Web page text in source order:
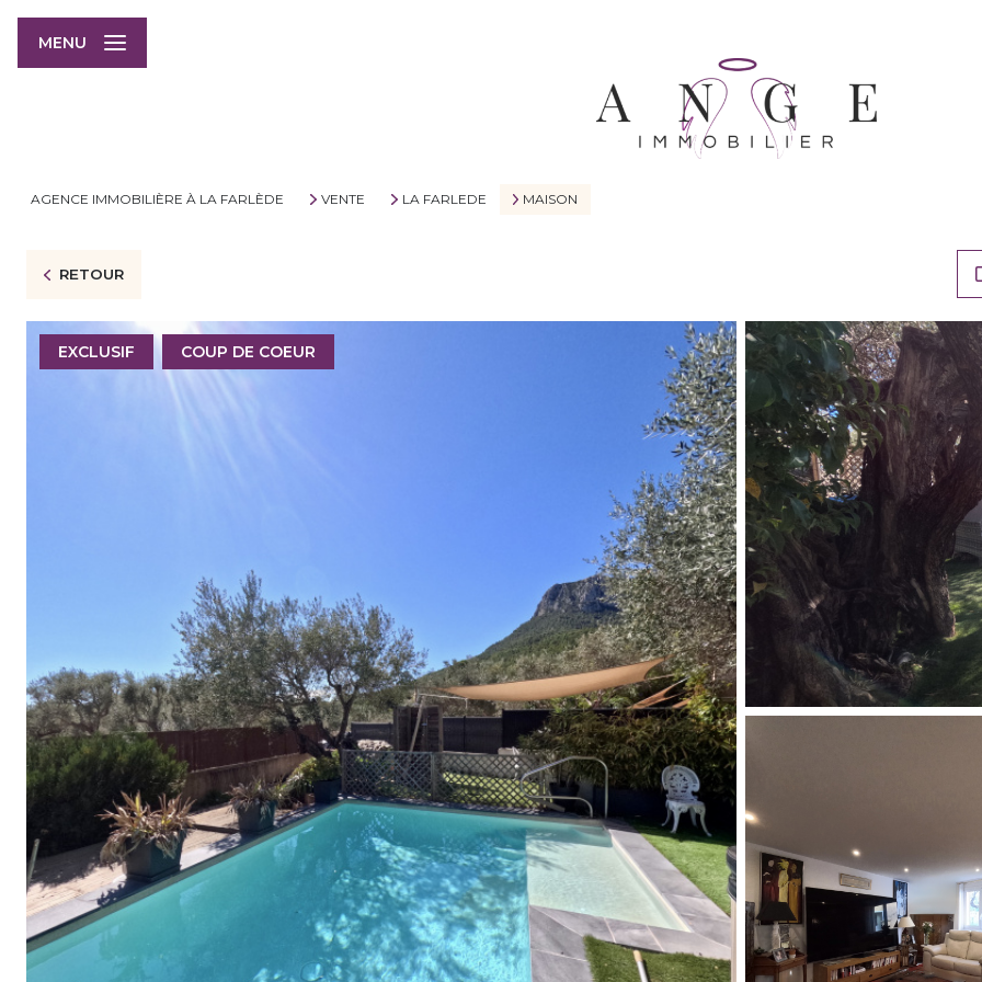
MENU
AGENCE IMMOBILIÈRE À LA FARLÈDE VENTE LA FARLEDE MAISON
RETOUR
EXCLUSIF COUP DE COEUR